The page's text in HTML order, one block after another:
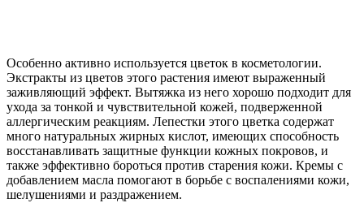
Особенно активно используется цветок в косметологии.
Экстракты из цветов этого растения имеют выраженный
заживляющий эффект. Вытяжка из него хорошо подходит для
ухода за тонкой и чувствительной кожей, подверженной
аллергическим реакциям. Лепестки этого цветка содержат
много натуральных жирных кислот, имеющих способность
восстанавливать защитные функции кожных покровов, и
также эффективно бороться против старения кожи. Кремы с
добавлением масла помогают в борьбе с воспалениями кожи,
шелушениями и раздражением.